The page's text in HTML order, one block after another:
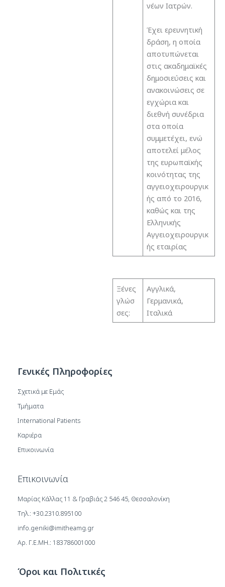
νέων Ιατρών.
Έχει ερευνητική
δράση, η οποία
αποτυπώνεται
στις ακαδημαϊκές
δημοσιεύσεις και
ανακοινώσεις σε
εγχώρια και
διεθνή συνέδρια
στα οποία
συμμετέχει, ενώ
αποτελεί μέλος
της ευρωπαϊκής
κοινότητας της
αγγειοχειρουργικ
ής από το 2016,
καθώς και της
Ελληνικής
Αγγειοχειρουργικ
ής εταιρίας
Ξένες
γλώσ
σες:
Αγγλικά,
Γερμανικά,
Ιταλικά
Γενικές Πληροφορίες
Σχετικά με Εμάς
Τμήματα
International Patients
Καριέρα
Επικοινωνία
Επικοινωνία
Μαρίας Κάλλας 11 & Γραβιάς 2 546 45, Θεσσαλονίκη
Τηλ.: +30.2310.895100
info.geniki@imitheamg.gr
Αρ. Γ.Ε.ΜΗ.: 183786001000
Όροι και Πολιτικές